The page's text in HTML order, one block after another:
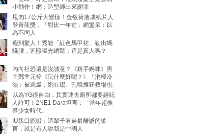
小動作！網：造型師出來謝罪
甩肉17公斤大變樣！金敏荷瘦成紙片人
登青龍獎，「對比一年前」網驚呆：以
為不同人
瘦到驚人！秀智「紅色馬甲裙」勒出螞
蟻腰，近照曝光網驚：這是真人嗎？
內向社恐還是沒誠意？《殺手媽咪》男
主鄭準元登《玩什麼好呢？》「消極冷
淡」被罵爆，劉在錫、孔曉振狂救場也
動
以為YG很自由，其實連去廁所都要經紀
人許可！2NE1 Dara坦言：「當年超羨
慕少女時代」
IU親口認證：這輩子看過最離譜的謠
言，就是有人說我是中國人